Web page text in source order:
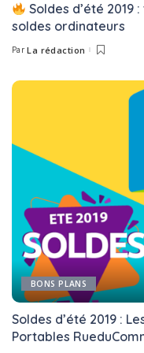
Soldes d’été
soldes ordinateurs
Posted
Par La rédaction
BONS PLANS
Soldes d’été 2019 :
Portables